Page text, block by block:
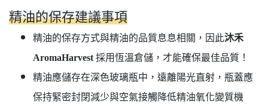
精油的保存建議事項
精油的保存方式與精油的品質息息相關，因此沐禾
AromaHarvest採用恆溫倉儲，才能確保最佳品質！
精油應儲存在深色玻璃瓶中，遠離陽光直射，瓶蓋應
保持緊密封閉減少與空氣接觸降低精油氧化變質機